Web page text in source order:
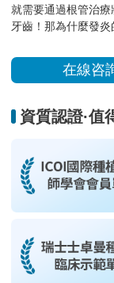
就需要通過根管治
牙齒！那為什麼發
在線咨
資質認證·值